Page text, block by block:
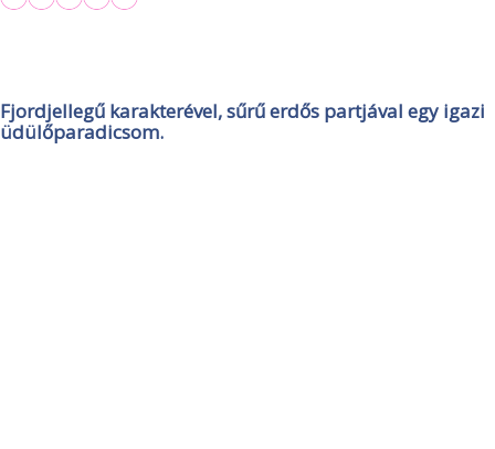
Fjordjellegű karakterével, sűrű erdős partjával egy igazi
üdülőparadicsom.